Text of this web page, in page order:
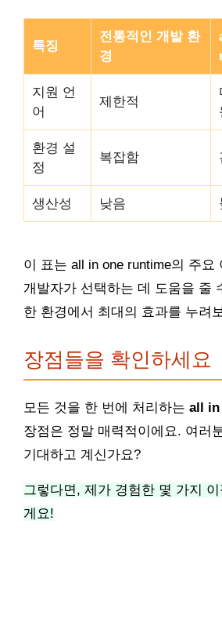
특징
전통적인 개발 환
경
지원 언
어
제한적
환경 설
정
복잡함
생산성 낮음
이 표는 all in one runtime의 주요
개발자가 선택하는 데 도움을 줄
한 환경에서 최대의 효과를 누려
장점들을 확인하세요
모든 것을 한 번에 처리하는 all in
장점은 정말 매력적이에요. 여러
기대하고 계신가요?
그렇다면, 제가 경험한 몇 가지
게요!